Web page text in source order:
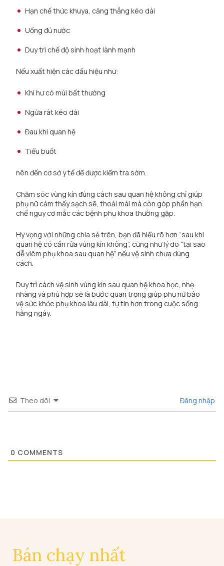
Hạn chế thức khuya, căng thẳng kéo dài
Uống đủ nước
Duy trì chế độ sinh hoạt lành mạnh
Nếu xuất hiện các dấu hiệu như:
Khí hư có mùi bất thường
Ngứa rát kéo dài
Đau khi quan hệ
Tiểu buốt
nên đến cơ sở y tế để được kiểm tra sớm.
Chăm sóc vùng kín đúng cách sau quan hệ không chỉ giúp
phụ nữ cảm thấy sạch sẽ, thoải mái mà còn góp phần hạn
chế nguy cơ mắc các bệnh phụ khoa thường gặp.
Hy vọng với những chia sẻ trên, bạn đã hiểu rõ hơn “sau khi
quan hệ có cần rửa vùng kín không”, cũng như lý do “tại sao
dễ viêm phụ khoa sau quan hệ” nếu vệ sinh chưa đúng
cách.
Duy trì cách vệ sinh vùng kín sau quan hệ khoa học, nhẹ
nhàng và phù hợp sẽ là bước quan trọng giúp phụ nữ bảo
vệ sức khỏe phụ khoa lâu dài, tự tin hơn trong cuộc sống
hằng ngày.
Theo dõi Đăng nhập
0 COMMENTS
Bán chạy nhất